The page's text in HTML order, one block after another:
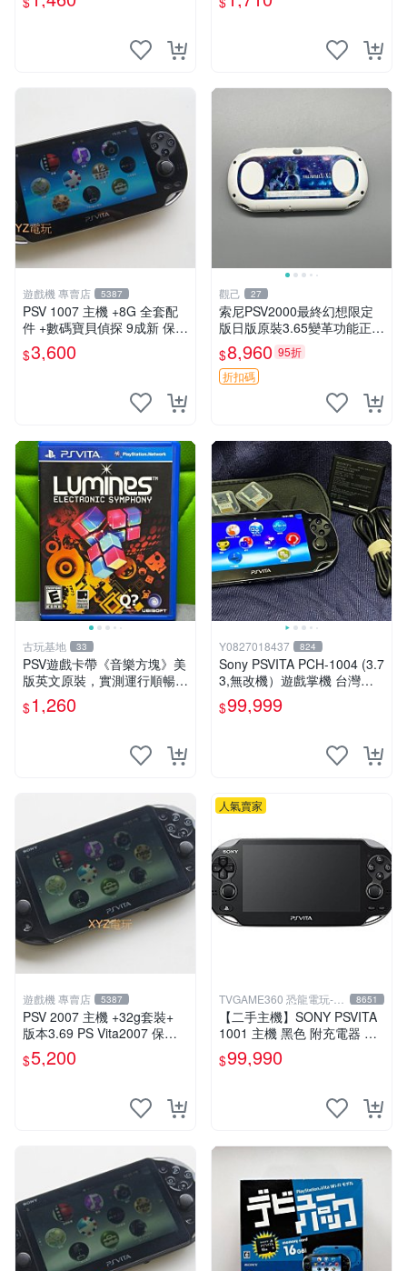
如果這是你想找的游戲 請先
PSV 日版
遊戲機 專賣店 5387
PSV 1007 主機 +8G 全套配
件 +數碼寶貝偵探 9成新 保修
一年 品質有保障
$3,600
觀己 27
索尼PSV2000最終幻想限定
版日版原裝3.65變革功能正常
背面小劃痕磨損 實物圖可查
限量珍藏 畫集 游戲機
$8,960 95折
折扣碼
古玩基地 33
PSV遊戲卡帶《音樂方塊》美
版英文原裝，實測運行順暢，
圖示成色真實呈現，拍下即視
同確認。 音樂方塊 PSV 游戲
$1,260
Y0827018437 824
Sony PSVITA PCH-1004 (3.7
3,無改機）遊戲掌機 台灣公
司貨
$99,999
遊戲機 專賣店 5387
PSV 2007 主機 +32g套裝+
版本3.69 PS Vita2007 保修
一年 8成新
$5,200
人氣賣家
TVGAME360 恐龍電玩-台
中店
8651
【二手主機】SONY PSVITA
1001 主機 黑色 附充電器 US
B傳輸線 PS VITA PSV【台中
恐龍電玩】
$99,990